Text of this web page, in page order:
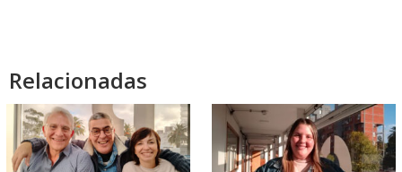
Relacionadas